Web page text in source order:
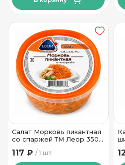
Салат Морковь пикантная
со спаржей ТМ Леор 350
1 шт
117 ₽